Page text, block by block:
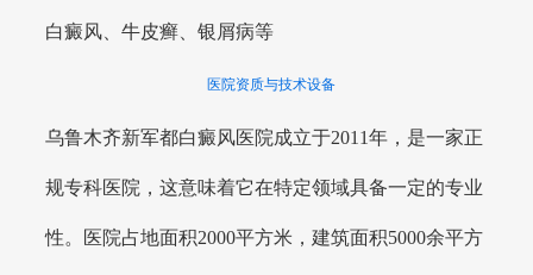
白癜风、牛皮癣、银屑病等
医院资质与技术设备
乌鲁木齐新军都白癜风医院成立于2011年，是一家正
规专科医院，这意味着它在特定领域具备一定的专业
性。医院占地面积2000平方米，建筑面积5000余平方